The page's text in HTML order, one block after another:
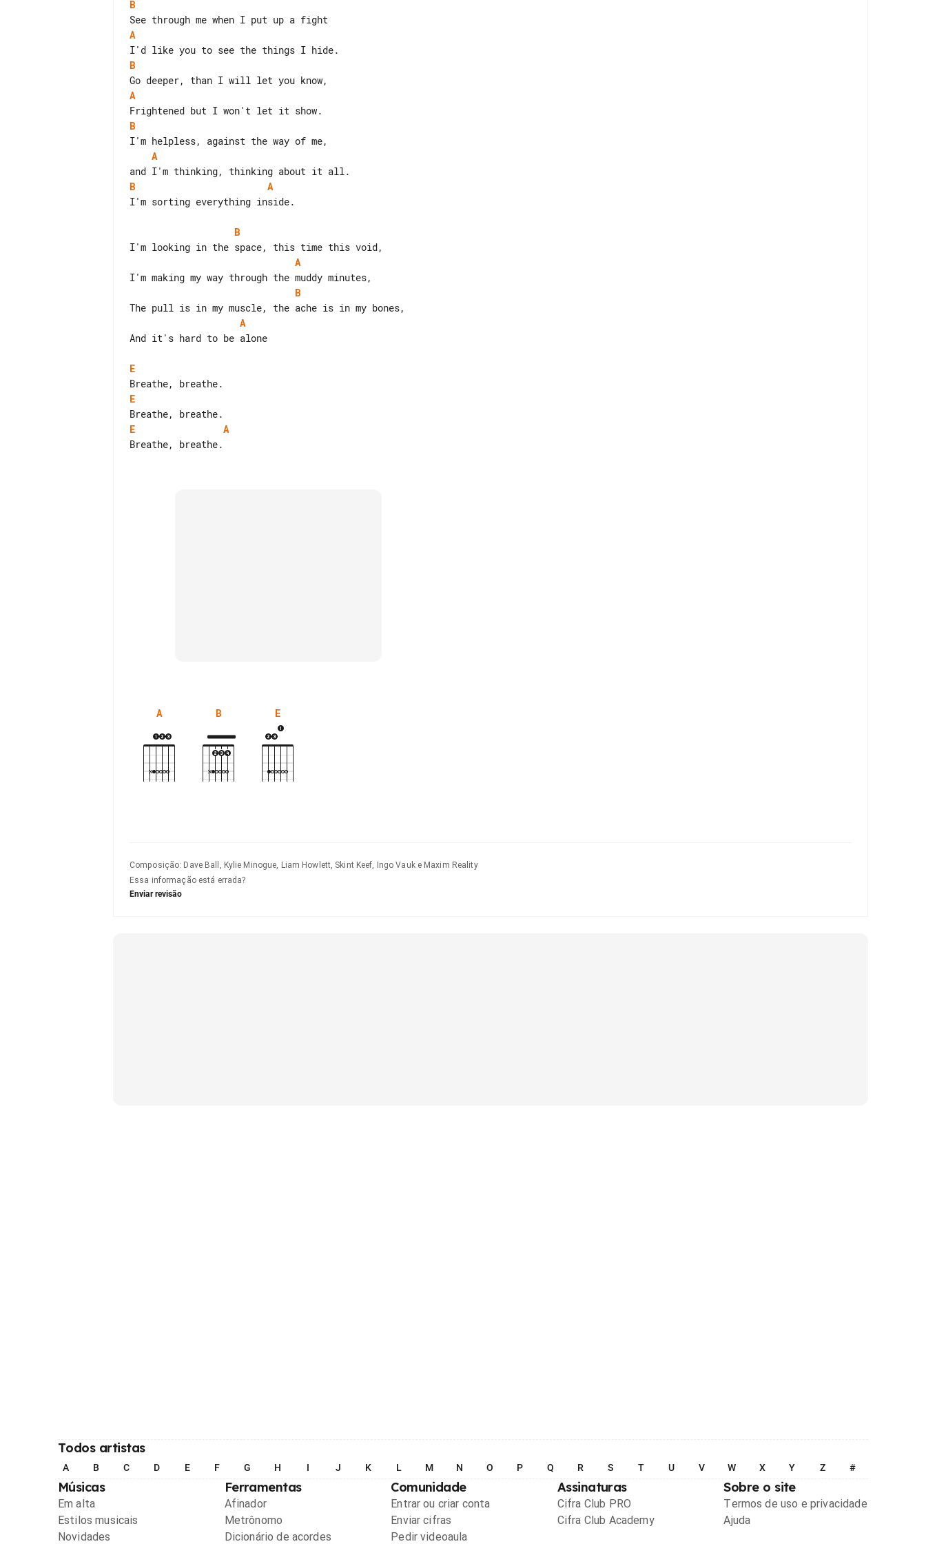
B
A
B
A
B
A
B
A
I'm sorting everything inside.
B
A
B
A
And it's hard to be alone
E
E
E
A
Breathe, breathe.
A B E
Composição: Dave Ball, Kylie Minogue, Liam Howlett, Skint Keef, Ingo Vauk e Maxim Reality
Essa informação está errada?
Enviar revisão
Todos artistas
A B C D E F G H I J K L M N O P Q R S T U V W X Y Z #
Músicas
Em alta
Estilos musicais
Novidades
Ferramentas
Afinador
Metrônomo
Dicionário de acordes
Comunidade
Entrar ou criar conta
Enviar cifras
Pedir videoaula
Assinaturas
Cifra Club PRO
Cifra Club Academy
Sobre o site
Termos de uso e privacidade
Ajuda